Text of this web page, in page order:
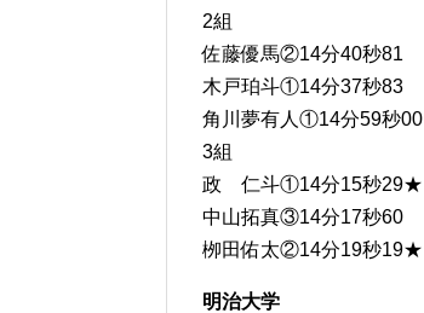
2組
佐藤優馬②14分40秒81
木戸珀斗①14分37秒83
角川夢有人①14分59秒00
3組
政 仁斗①14分15秒29★
中山拓真③14分17秒60
栁田佑太②14分19秒19★
明治大学